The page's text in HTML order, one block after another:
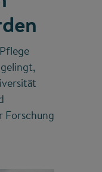
Forschung